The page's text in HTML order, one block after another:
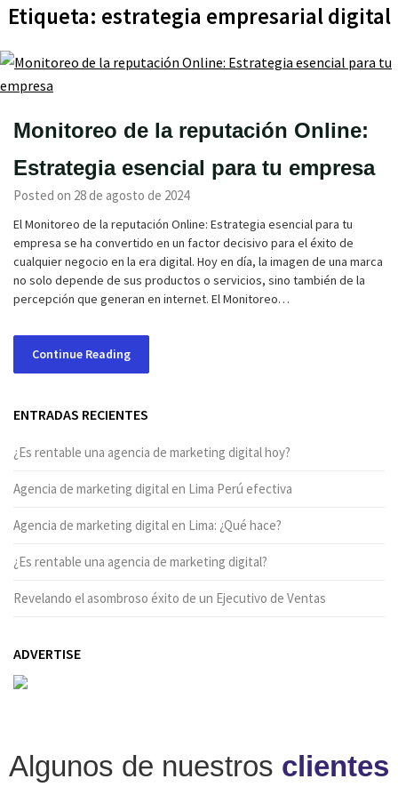
Etiqueta: estrategia empresarial digital
Monitoreo de la reputación Online:
Estrategia esencial para tu empresa
Posted on 28 de agosto de 2024
El Monitoreo de la reputación Online: Estrategia esencial para tu
empresa se ha convertido en un factor decisivo para el éxito de
cualquier negocio en la era digital. Hoy en día, la imagen de una marca
no solo depende de sus productos o servicios, sino también de la
percepción que generan en internet. El Monitoreo…
Continue Reading
ENTRADAS RECIENTES
¿Es rentable una agencia de marketing digital hoy?
Agencia de marketing digital en Lima Perú efectiva
Agencia de marketing digital en Lima: ¿Qué hace?
¿Es rentable una agencia de marketing digital?
Revelando el asombroso éxito de un Ejecutivo de Ventas
ADVERTISE
Algunos de nuestros clientes